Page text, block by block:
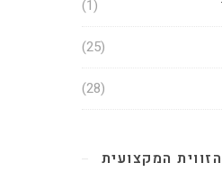
(1)
(25)
(28)
המקצועית